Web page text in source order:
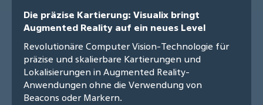
Die präzise Kartierung: Visualix bringt
Augmented Reality auf ein neues Level
Revolutionäre Computer Vision-Technologie für
präzise und skalierbare Kartierungen und
Lokalisierungen in Augmented Reality-
Anwendungen ohne die Verwendung von
Beacons oder Markern.